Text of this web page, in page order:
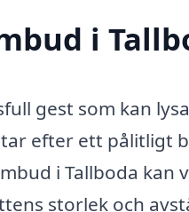
i
gest som kan
efter ett pålitligt
i Tallboda kan
storlek och